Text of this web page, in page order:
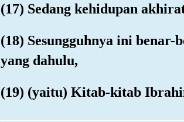
(17) Sedang kehidupan
(18) Sesungguhnya ini
yang dahulu,
(19) (yaitu) Kitab-kitab